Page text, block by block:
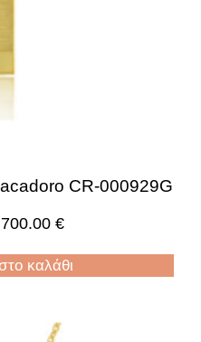
CR-000929G
700.00 €
καλάθι